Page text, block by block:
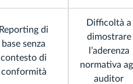
Reporting di
base senza
contesto di
conformità
Difficoltà a
dimostrare
l’aderenza
normativa
auditor